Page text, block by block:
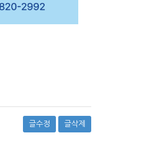
글수정 글삭제